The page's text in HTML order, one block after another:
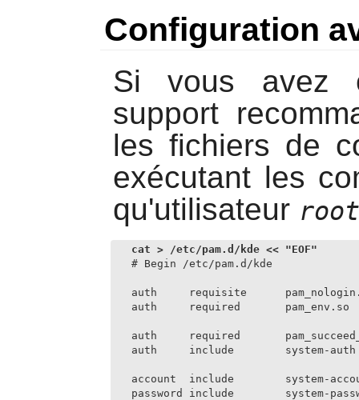
Configuration
Si vous avez
support
les fichiers de
exécutant les
qu'utilisateur root
# Begin /etc/pam.d/kde
auth     requisite
auth     required       pam_env.so
auth     required
auth     include        system-auth
account  include        system-
password include        system-